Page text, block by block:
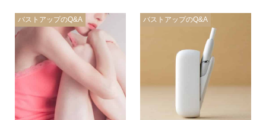
バストアップのQ&A バストアップのQ&A